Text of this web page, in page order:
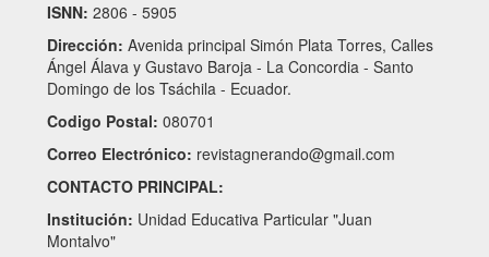
ISNN: 2806 - 5905
Dirección: Avenida principal Simón Plata Torres, Calles
Ángel Álava y Gustavo Baroja - La Concordia - Santo
Domingo de los Tsáchila - Ecuador.
Codigo Postal: 080701
Correo Electrónico: revistagnerando@gmail.com
CONTACTO PRINCIPAL:
Institución: Unidad Educativa Particular "Juan
Montalvo"